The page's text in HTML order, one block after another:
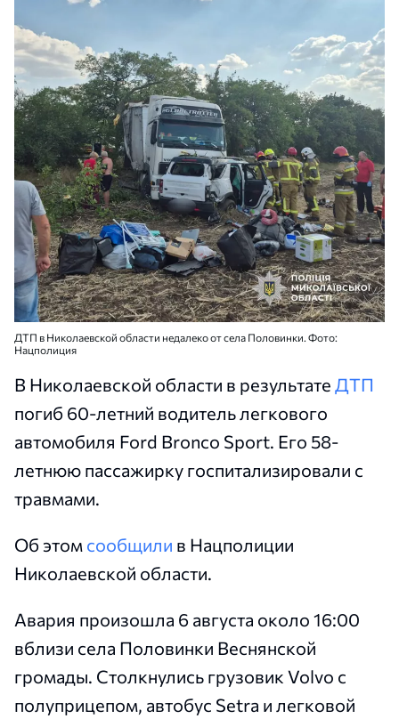
ДТП в Николаевской области недалеко от села Половинки. Фото:
Нацполиция
В Николаевской области в результате ДТП
погиб 60-летний водитель легкового
автомобиля Ford Bronco Sport. Его 58-
летнюю пассажирку госпитализировали с
травмами.
Об этом сообщили в Нацполиции
Николаевской области.
Авария произошла 6 августа около 16:00
вблизи села Половинки Веснянской
громады. Столкнулись грузовик Volvo с
полуприцепом, автобус Setra и легковой